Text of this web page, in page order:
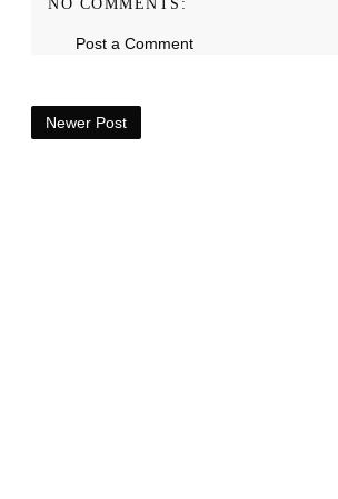
NO COMMENTS:
Post a Comment
Newer Post